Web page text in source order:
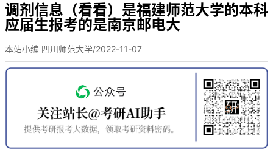
调剂信息（看看）是福建师范大学的本科
应届生报考的是南京邮电大
本站小编 四川师范大学/2022-11-07